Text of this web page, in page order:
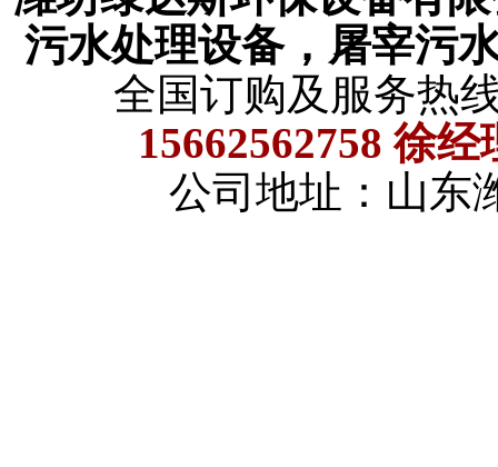
污水处理设备，屠宰污
全国订购及服务热
15662562758 徐
公司地址：山东